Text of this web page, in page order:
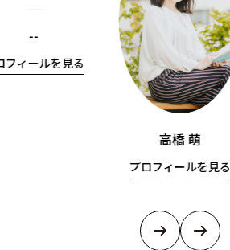
--
フィールを見る
高橋 萌
プロフィールを見る